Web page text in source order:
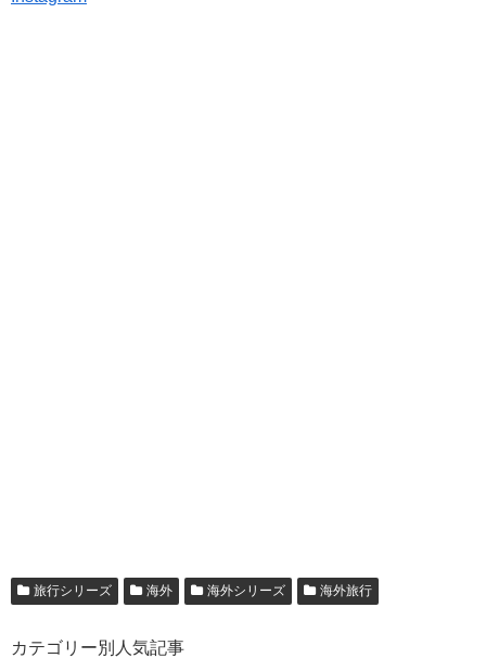
旅行シリーズ 海外 海外シリーズ 海外旅行
カテゴリー別人気記事